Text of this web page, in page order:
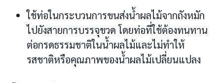
ใช้ท่อในกระบวนการขนส่งน้ำผลไม้จากถังหมัก
ไปยังสายการบรรจุขวด โดยท่อที่ใช้ต้องทนทาน
ต่อกรดธรรมชาติในน้ำผลไม้และไม่ทำให้
รสชาติหรือคุณภาพของน้ำผลไม้เปลี่ยนแปลง